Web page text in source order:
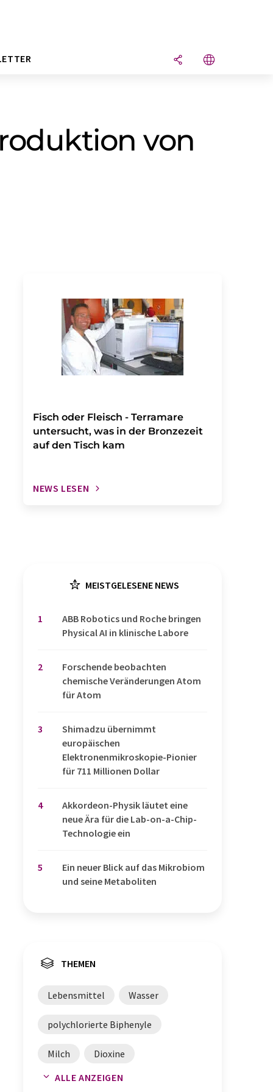
von
Fisch oder Fleisch - Terramare
untersucht, was in der Bronzezeit
auf den Tisch kam
NEWS LESEN
MEISTGELESENE NEWS
1
​​​​​​​ABB Robotics und Roche bringen
Physical AI in klinische Labore
2
Forschende beobachten
chemische Veränderungen Atom
für Atom
3
Shimadzu übernimmt
europäischen
Elektronenmikroskopie-Pionier
für 711 Millionen Dollar
4
Akkordeon-Physik läutet eine
neue Ära für die Lab-on-a-Chip-
Technologie ein
5
Ein neuer Blick auf das Mikrobiom
und seine Metaboliten
THEMEN
Lebensmittel Wasser
polychlorierte Biphenyle
Milch Dioxine
Deutschland
ALLE ANZEIGEN